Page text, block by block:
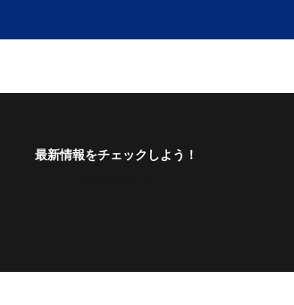
最新情報をチェックしよう！